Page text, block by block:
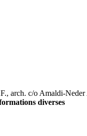
arch. c/o Amaldi-Neder
diverses